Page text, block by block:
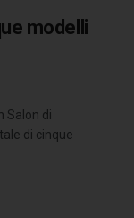
modelli
Salon di
di cinque